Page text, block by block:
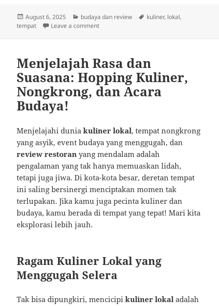
Posted
on
August 6, 2025 Categories
budaya dan review Tags
kuliner, lokal,
tempat
Leave a commenton Kuliner Lokal yang Wajib Dicoba:
Menjelajah Rasa dan
Suasana: Hopping Kuliner,
Nongkrong, dan Acara
Budaya!
Menjelajahi duniakuliner lokal, tempat nongkrong
yang asyik, event budaya yang menggugah, dan
review restoran yang mendalam adalah
pengalaman yang tak hanya memuaskan lidah,
tetapi juga jiwa. Di kota-kota besar, deretan tempat
ini saling bersinergi menciptakan momen tak
terlupakan. Jika kamu juga pecinta kuliner dan
budaya, kamu berada di tempat yang tepat! Mari kita
eksplorasi lebih jauh.
Ragam Kuliner Lokal yang
Menggugah Selera
Tak bisa dipungkiri, mencicipikuliner lokal adalah